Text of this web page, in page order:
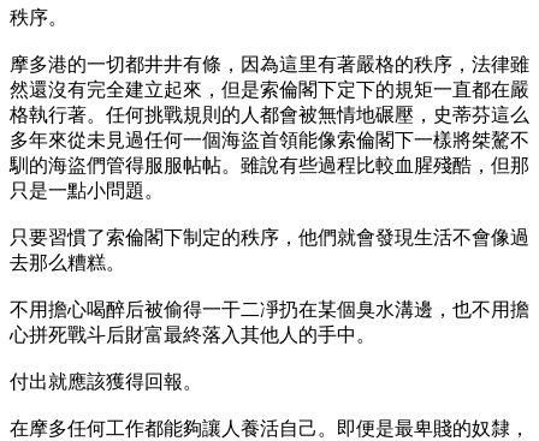
秩序。
摩多港的一切都井井有條，因為這里有著嚴格的秩序，法律雖
然還沒有完全建立起來，但是索倫閣下定下的規矩一直都在嚴
格執行著。任何挑戰規則的人都會被無情地碾壓，史蒂芬這么
多年來從未見過任何一個海盜首領能像索倫閣下一樣將桀驁不
馴的海盜們管得服服帖帖。雖說有些過程比較血腥殘酷，但那
只是一點小問題。
只要習慣了索倫閣下制定的秩序，他們就會發現生活不會像過
去那么糟糕。
不用擔心喝醉后被偷得一干二凈扔在某個臭水溝邊，也不用擔
心拼死戰斗后財富最終落入其他人的手中。
付出就應該獲得回報。
在摩多任何工作都能夠讓人養活自己。即便是最卑賤的奴隸，